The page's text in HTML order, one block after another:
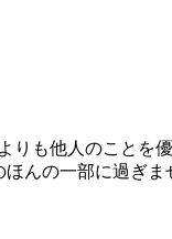
りも他人のことを
んの一部に過ぎま